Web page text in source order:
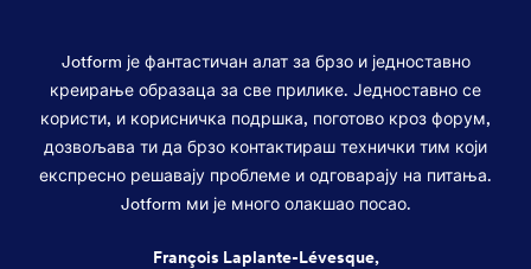
Jotform је фантастичан алат за брзо и једноставно
креирање образаца за све прилике. Једноставно се
користи, и корисничка подршка, поготово кроз форум,
дозвољава ти да брзо контактираш технички тим који
експресно решавају проблеме и одговарају на питања.
Jotform ми је много олакшао посао.
François Laplante-Lévesque,